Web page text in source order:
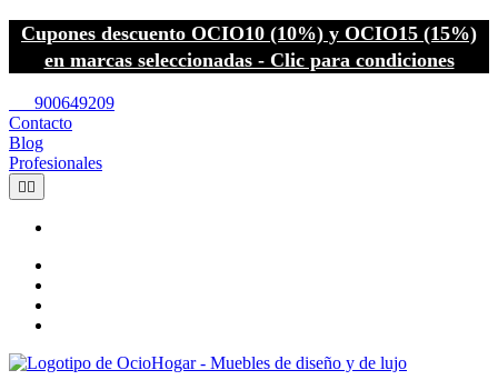
Cupones descuento OCIO10 (10%) y OCIO15 (15%)
en marcas seleccionadas - Clic para condiciones
900649209
Contacto
Blog
Profesionales
 